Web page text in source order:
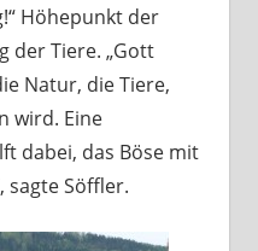
Höhepunkt der
der Tiere. „Gott
Natur, die Tiere,
wird. Eine
dabei, das Böse mit
sagte Söffler.